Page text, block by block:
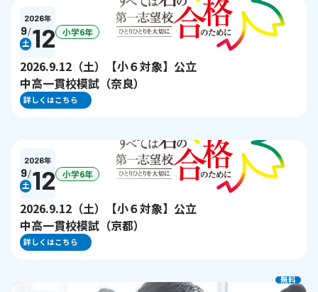
2026年
9/12
土
小学6年
2026.9.12（土）【小６対象】公立
中高一貫校模試（奈良）
詳しくはこちら
2026年
9/12
土
小学6年
2026.9.12（土）【小６対象】公立
中高一貫校模試（京都）
詳しくはこちら
無料